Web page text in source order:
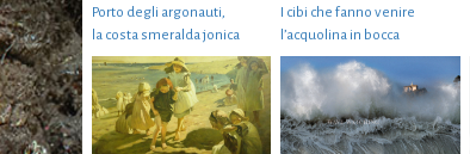
Porto degli argonauti,
la costa smeralda jonica
I cibi che fanno venire
l’acquolina in bocca